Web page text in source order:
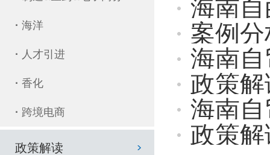
· 海洋
· 人才引进
· 香化
· 跨境电商
政策解读
海南自
案例分析丨
海南自
政策解
海南自
政策解读 |